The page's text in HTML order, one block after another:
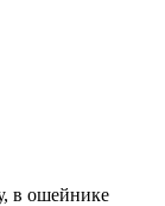
в ошейнике